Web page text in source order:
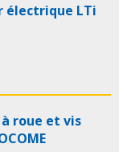
électrique LTi
roue et vis